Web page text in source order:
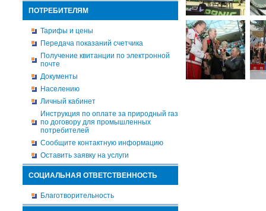
ПОТРЕБИТЕЛЯМ
Тарифы и цены
Передача показаний счетчика
Получение квитанции по электронной
почте
Документы
Населению
Личный кабинет
Инструкция по оплате за природный газ
по договору для промышленных
потребителей
Сообщите контактную информацию
Оставить заявку на услуги
СОЦИАЛЬНАЯ ОТВЕТСТВЕННОСТЬ
Благотворительность